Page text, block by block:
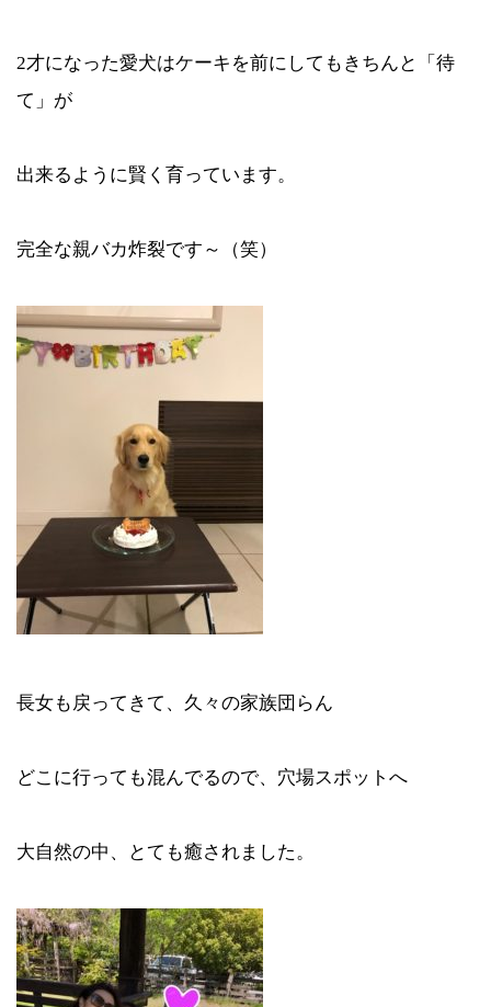
2才になった愛犬はケーキを前にしてもきちんと「待
て」が
出来るように賢く育っています。
完全な親バカ炸裂です～（笑）
長女も戻ってきて、久々の家族団らん
どこに行っても混んでるので、穴場スポットへ
大自然の中、とても癒されました。